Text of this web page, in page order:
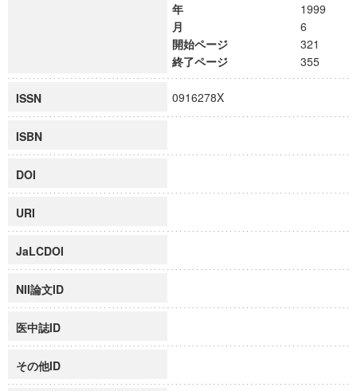
年
1999
月
6
開始ページ
321
終了ページ
355
ISSN 0916278X
ISBN
DOI
URI
JaLCDOI
NII論文ID
医中誌ID
その他ID